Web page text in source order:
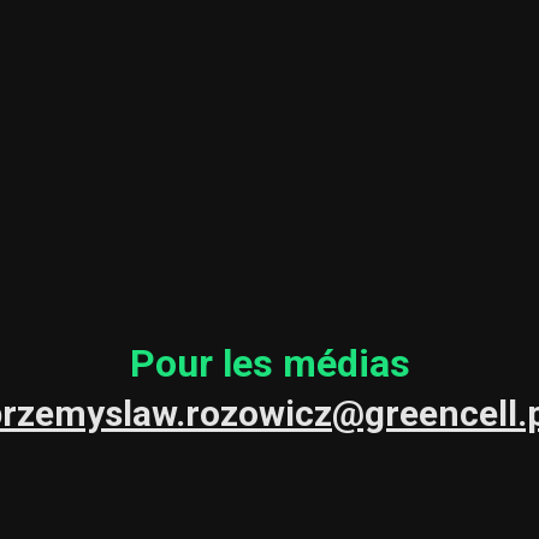
Pour les médias